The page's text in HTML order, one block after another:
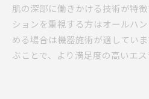
肌の深部に働きかける技術が特
ションを重視する方はオールハ
める場合は機器施術が適してい
ぶことで、より満足度の高いエス